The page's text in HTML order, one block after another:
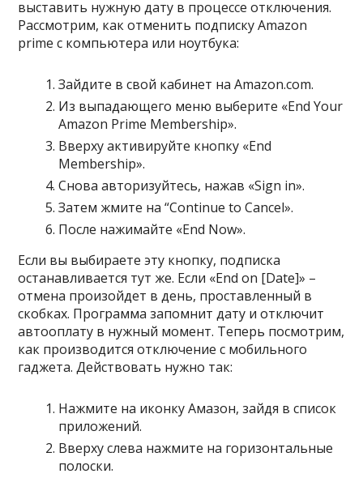
выставить нужную дату в процессе отключения.
Рассмотрим, как отменить подписку Amazon
prime с компьютера или ноутбука:
Зайдите в свой кабинет на Amazon.com.
Из выпадающего меню выберите «End Your
Amazon Prime Membership».
Вверху активируйте кнопку «End
Membership».
Снова авторизуйтесь, нажав «Sign in».
Затем жмите на “Continue to Cancel».
После нажимайте «End Now».
Если вы выбираете эту кнопку, подписка
останавливается тут же. Если «End on [Date]» –
отмена произойдет в день, проставленный в
скобках. Программа запомнит дату и отключит
автооплату в нужный момент. Теперь посмотрим,
как производится отключение с мобильного
гаджета. Действовать нужно так:
Нажмите на иконку Амазон, зайдя в список
приложений.
Вверху слева нажмите на горизонтальные
полоски.